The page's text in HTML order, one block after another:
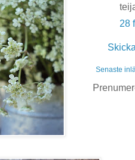
28
Senaste